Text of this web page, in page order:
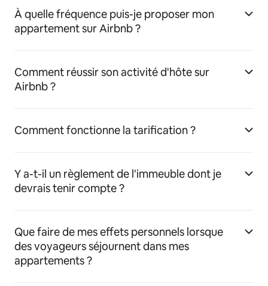
À quelle fréquence puis-je proposer mon
appartement sur Airbnb ?
Comment réussir son activité d'hôte sur
Airbnb ?
Comment fonctionne la tarification ?
Y a-t-il un règlement de l'immeuble dont je
devrais tenir compte ?
Que faire de mes effets personnels lorsque
des voyageurs séjournent dans mes
appartements ?